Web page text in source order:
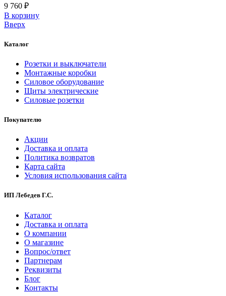
9 760 ₽
В корзинy
Вверх
Каталог
Розетки и выключатели
Монтажные коробки
Силовое оборудование
Щиты электрические
Силовые розетки
Покупателю
Акции
Доставка и оплата
Политика возвратов
Карта сайта
Условия использования сайта
ИП Лебедев Г.С.
Каталог
Доставка и оплата
О компании
О магазине
Вопрос/ответ
Партнерам
Реквизиты
Блог
Контакты